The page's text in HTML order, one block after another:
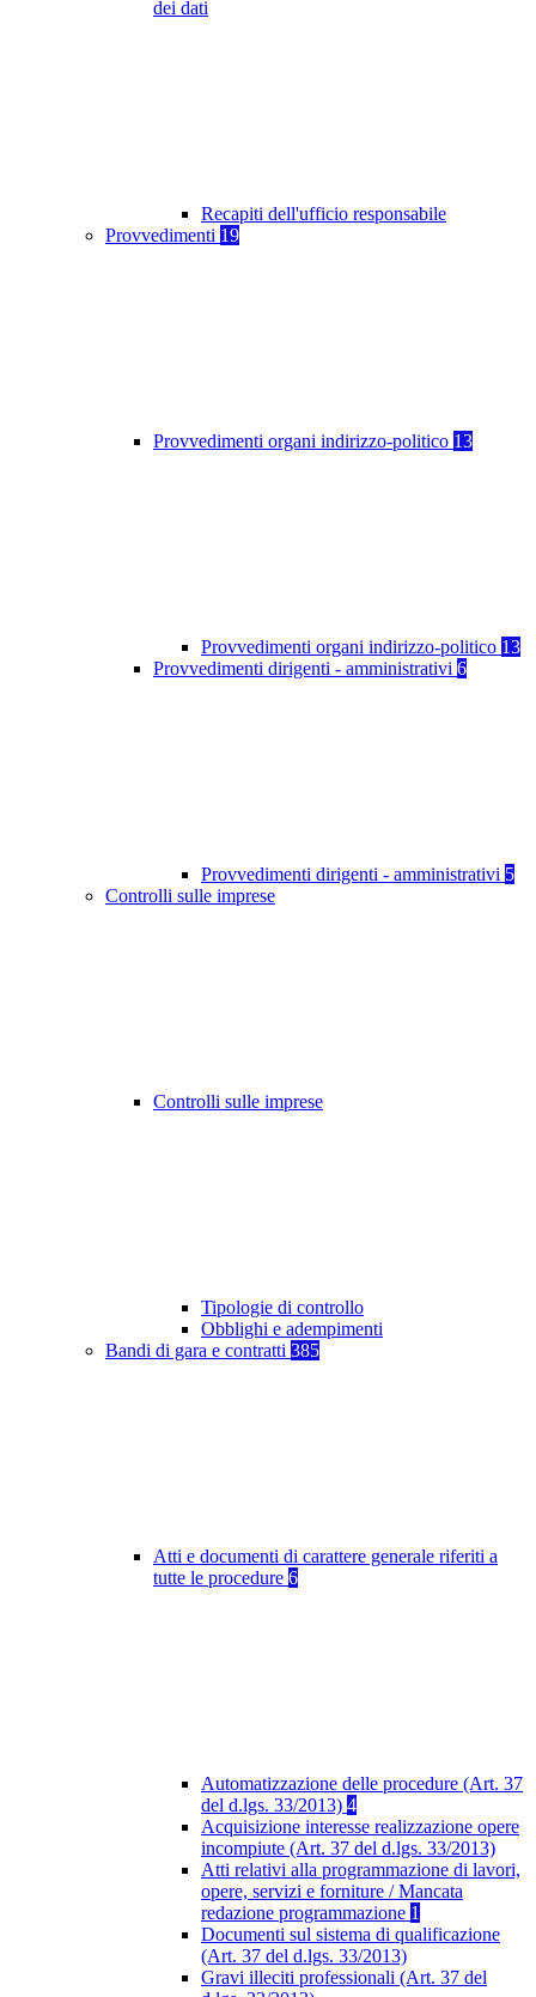
dei dati
Recapiti dell'ufficio responsabile
Provvedimenti 19
Provvedimenti organi indirizzo-politico 13
Provvedimenti organi indirizzo-politico 13
Provvedimenti dirigenti - amministrativi 6
Provvedimenti dirigenti - amministrativi 5
Controlli sulle imprese
Controlli sulle imprese
Tipologie di controllo
Obblighi e adempimenti
Bandi di gara e contratti 385
Atti e documenti di carattere generale riferiti a
tutte le procedure 6
Automatizzazione delle procedure (Art. 37
del d.lgs. 33/2013) 4
Acquisizione interesse realizzazione opere
incompiute (Art. 37 del d.lgs. 33/2013)
Atti relativi alla programmazione di lavori,
opere, servizi e forniture / Mancata
redazione programmazione 1
Documenti sul sistema di qualificazione
(Art. 37 del d.lgs. 33/2013)
Gravi illeciti professionali (Art. 37 del